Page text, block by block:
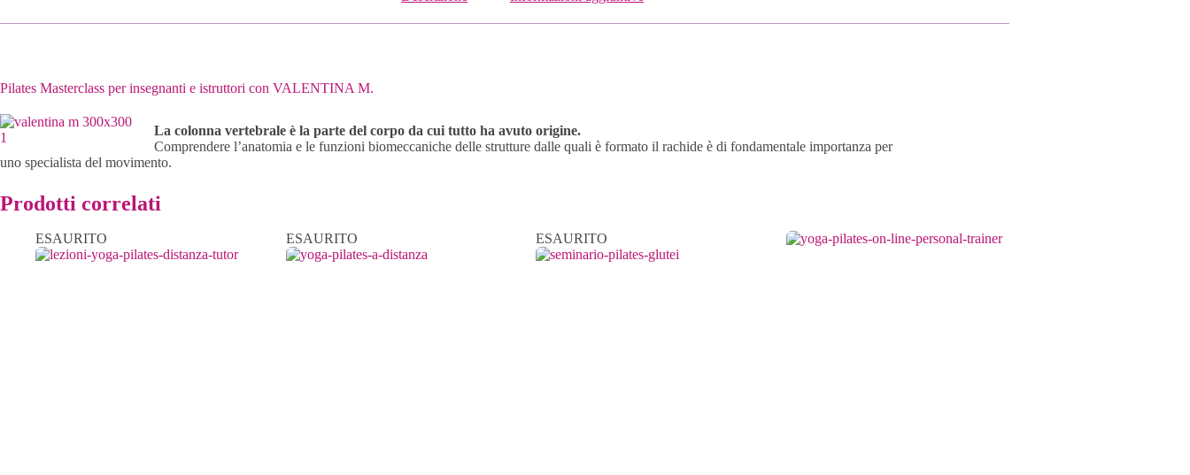
Pilates Masterclass per insegnanti e istruttori con VALENTINA M.
La colonna vertebrale è la parte del corpo da cui tutto ha avuto origine.
Comprendere l’anatomia e le funzioni biomeccaniche delle strutture dalle quali è formato il rachide è di fondamentale importanza per
uno specialista del movimento.
Prodotti correlati
ESAURITO ESAURITO ESAURITO